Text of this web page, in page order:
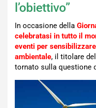
l’obiettivo”
In occasione della
celebratasi in tutto il
eventi per
ambientale, il titolare
tornato sulla questione